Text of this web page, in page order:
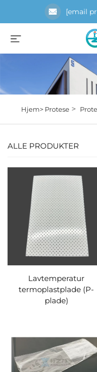
[email
Hjem> Protese>
ALLE PRODUKTER
Lavtemperatur
termoplastplade (P-
plade)